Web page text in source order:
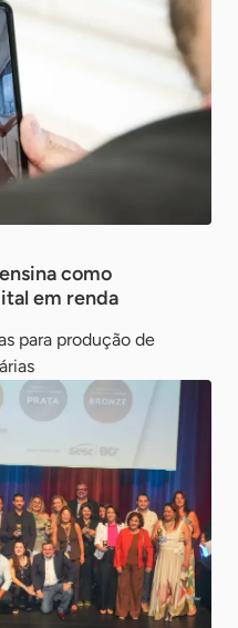
como
em renda
para produção de